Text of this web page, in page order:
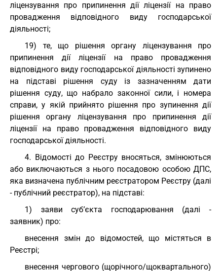
ліцензування про припинення дії ліцензії на право
провадження відповідного виду господарської
діяльності;
19) те, що рішення органу ліцензування про
припинення дії ліцензії на право провадження
відповідного виду господарської діяльності зупинено
на підставі рішення суду із зазначенням дати
рішення суду, що набрало законної сили, і номера
справи, у якій прийнято рішення про зупинення дії
рішення органу ліцензування про припинення дії
ліцензії на право провадження відповідного виду
господарської діяльності.
4. Відомості до Реєстру вносяться, змінюються
або виключаються з нього посадовою особою ДПС,
яка визначена публічним реєстратором Реєстру (далі
- публічний реєстратор), на підставі:
1) заяви суб’єкта господарювання (далі -
заявник) про:
внесення змін до відомостей, що містяться в
Реєстрі;
внесення чергового (щорічного/щоквартального)